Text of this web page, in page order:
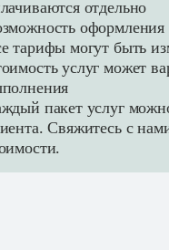
отдельно
оформления
тарифы могут быть
услуг может
пакет услуг
Свяжитесь с